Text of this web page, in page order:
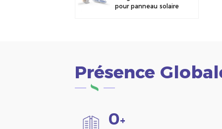
pour panneau solaire
Présence
0+